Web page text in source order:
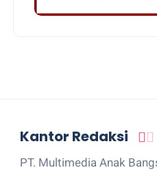
Kantor Redaksi
PT. Multimedia Anak